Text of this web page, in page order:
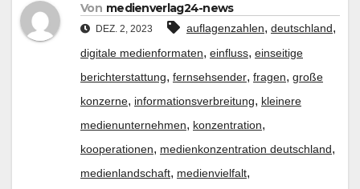
Von medienverlag24-news
DEZ. 2, 2023 auflagenzahlen, deutschland,
digitale medienformaten, einfluss, einseitige
berichterstattung, fernsehsender, fragen, große
konzerne, informationsverbreitung, kleinere
medienunternehmen, konzentration,
kooperationen, medienkonzentration deutschland,
medienlandschaft, medienvielfalt,